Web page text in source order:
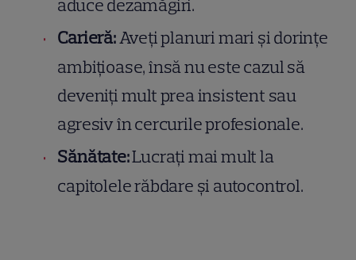
aduce dezamăgiri.
Carieră:Aveți planuri mari și dorințe
ambițioase, însă nu este cazul să
deveniți mult prea insistent sau
agresiv în cercurile profesionale.
Sănătate:Lucrați mai mult la
capitolele răbdare și autocontrol.